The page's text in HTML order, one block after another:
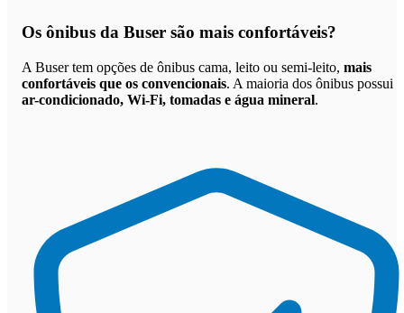
Os ônibus da Buser são mais confortáveis?
A Buser tem opções de ônibus cama, leito ou semi-leito, mais
confortáveis que os convencionais. A maioria dos ônibus possui
ar-condicionado, Wi-Fi, tomadas e água mineral.